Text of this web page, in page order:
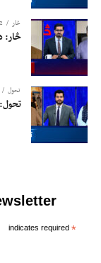
څار 2 days ago
څار:
تحول
تحول:
*
indicates required